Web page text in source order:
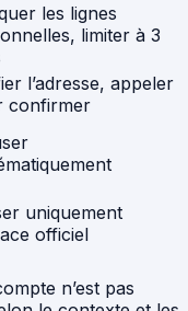
les lignes
limiter à 3
l’adresse, appeler
confirmer
uniquement
officiel
n’est pas